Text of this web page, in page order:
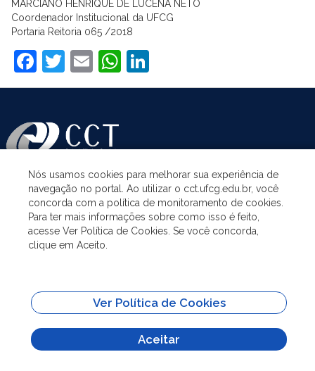
MARCIANO HENRIQUE DE LUCENA NETO
Coordenador Institucional da UFCG
Portaria Reitoria 065 /2018
Facebook
Twitter
EmailWhatsApp
ASSUNTOS
ACESSO À INFORMAÇÃO
SITES IMPORTANTES
Nós usamos cookies para melhorar sua experiência de
navegação no portal. Ao utilizar o cct.ufcg.edu.br, você
concorda com a política de monitoramento de cookies.
Para ter mais informações sobre como isso é feito,
acesse Ver Política de Cookies. Se você concorda,
clique em Aceito.
Ver Política de Cookies
Aceitar